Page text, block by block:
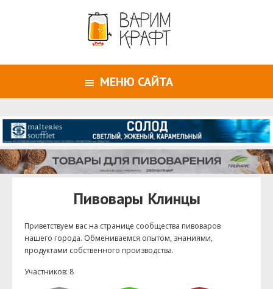
МЕНЮ САЙТА
Пивовары Клинцы
Приветствуем ваc на странице сообщества пивоваров
нашего города. Обмениваемся опытом, знаниями,
продуктами собственного производства.
Участников: 8